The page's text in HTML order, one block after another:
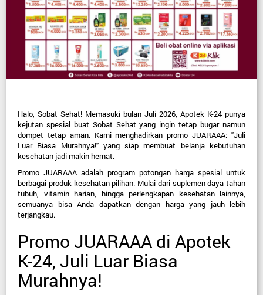
Halo, Sobat Sehat! Memasuki bulan Juli 2026, Apotek K-24 punya
kejutan spesial buat Sobat Sehat yang ingin tetap bugar namun
dompet tetap aman. Kami menghadirkan promo JUARAAA: "Juli
Luar Biasa Murahnya!" yang siap membuat belanja kebutuhan
kesehatan jadi makin hemat.
Promo JUARAAA adalah program potongan harga spesial untuk
berbagai produk kesehatan pilihan. Mulai dari suplemen daya tahan
tubuh, vitamin harian, hingga perlengkapan kesehatan lainnya,
semuanya bisa Anda dapatkan dengan harga yang jauh lebih
terjangkau.
Promo JUARAAA di Apotek
K-24, Juli Luar Biasa
Murahnya!